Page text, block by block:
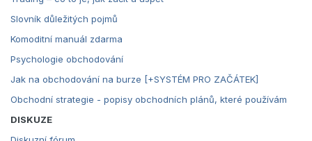
Slovník důležitých pojmů
Komoditní manuál zdarma
Psychologie obchodování
Jak na obchodování na burze [+SYSTÉM PRO ZAČÁTEK]
Obchodní strategie - popisy obchodních plánů, které používám
DISKUZE